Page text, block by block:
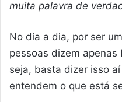
muita palavra de
No dia a dia, por ser
pessoas dizem apenas
seja, basta dizer isso
entendem o que está